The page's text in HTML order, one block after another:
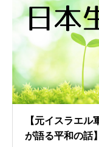
【元イスラエ
が語る平和の話